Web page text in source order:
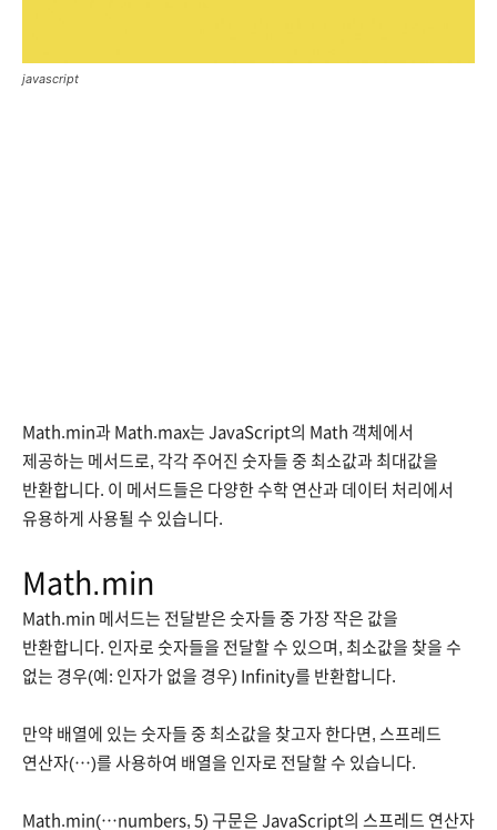
javascript
Math.min과 Math.max는 JavaScript의 Math 객체에서
제공하는 메서드로, 각각 주어진 숫자들 중 최소값과 최대값을
반환합니다. 이 메서드들은 다양한 수학 연산과 데이터 처리에서
유용하게 사용될 수 있습니다.
Math.min
Math.min 메서드는 전달받은 숫자들 중 가장 작은 값을
반환합니다. 인자로 숫자들을 전달할 수 있으며, 최소값을 찾을 수
없는 경우(예: 인자가 없을 경우) Infinity를 반환합니다.
만약 배열에 있는 숫자들 중 최소값을 찾고자 한다면, 스프레드
연산자(…)를 사용하여 배열을 인자로 전달할 수 있습니다.
Math.min(…numbers, 5) 구문은 JavaScript의 스프레드 연산자